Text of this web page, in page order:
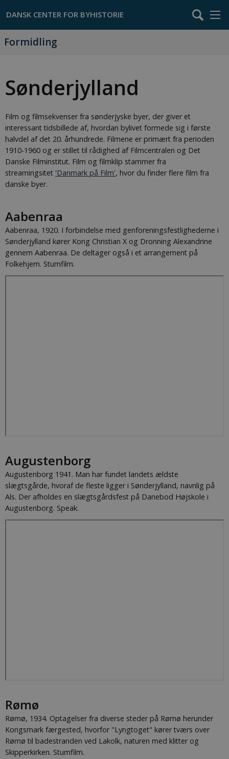
Formidling
Sønderjylland
Film og filmsekvenser fra sønderjyske byer, der giver et
interessant tidsbillede af, hvordan bylivet formede sig i første
halvdel af det 20. århundrede. Filmene er primært fra perioden
1910-1960 og er stillet til rådighed af Filmcentralen og Det
Danske Filminstitut. Film og filmklip stammer fra
streamingsitet 'Danmark på Film', hvor du finder flere film fra
danske byer.
Aabenraa
Aabenraa, 1920. I forbindelse med genforeningsfestlighederne i
Sønderjylland kører Kong Christian X og Dronning Alexandrine
gennem Aabenraa. De deltager også i et arrangement på
Folkehjem. Stumfilm.
Augustenborg
Augustenborg 1941. Man har fundet landets ældste
slægtsgårde, hvoraf de fleste ligger i Sønderjylland, navnlig på
Als. Der afholdes en slægtsgårdsfest på Danebod Højskole i
Augustenborg. Speak.
Rømø
Rømø, 1934. Optagelser fra diverse steder på Rømø herunder
Kongsmark færgested, hvorfor "Lyngtoget" kører tværs over
Rømø til badestranden ved Lakolk, naturen med klitter og
Skipperkirken. Stumfilm.